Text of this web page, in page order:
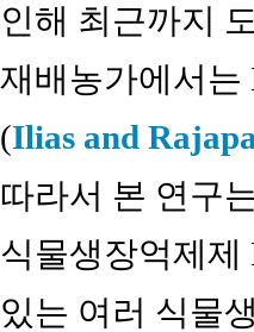
인해 최근까지
재배농가에서는
(Ilias and
따라서 본 연구
식물생장억제제
있는 여러 식물